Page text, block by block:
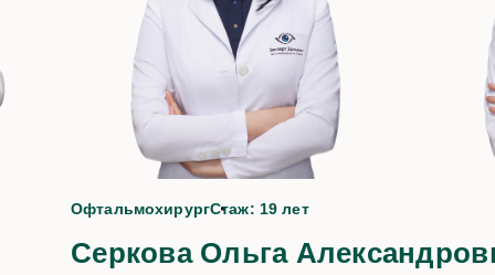
ОфтальмохирургСтаж: 19 лет
Серкова Ольга